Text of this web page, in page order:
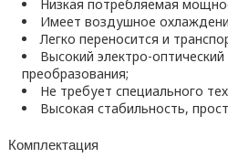
Низкая потребляемая
Имеет воздушное
Легко переносится и
Высокий электро-
преобразования;
Не требует специального
Высокая стабильность,
Комплектация